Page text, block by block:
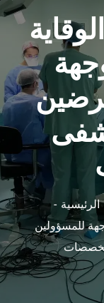
الرئيسية
للمسؤولين